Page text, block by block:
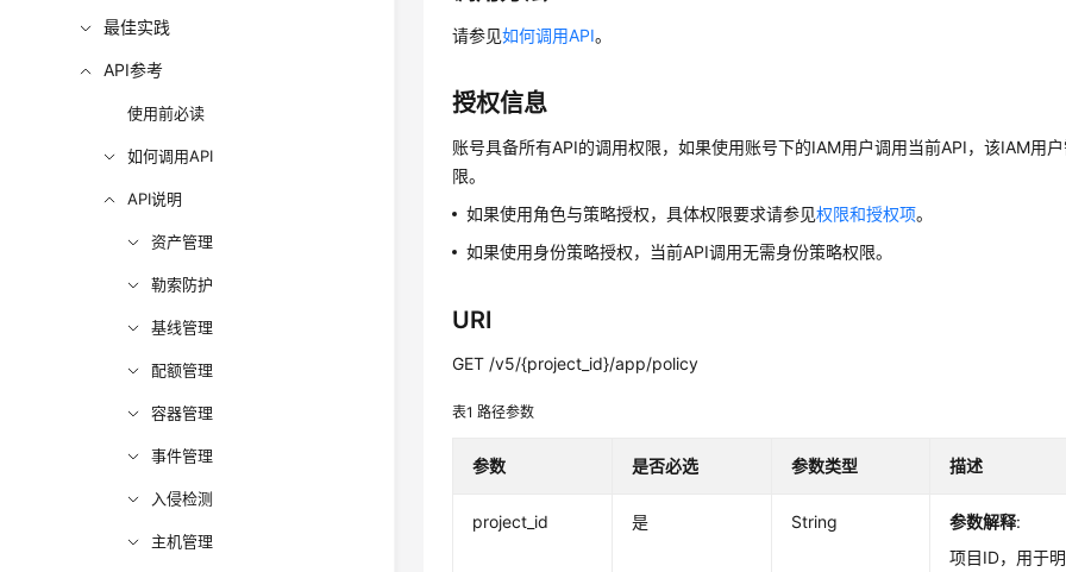
最佳实践
API参考
使用前必读
如何调用API
API说明
资产管理
勒索防护
基线管理
配额管理
容器管理
事件管理
入侵检测
主机管理
请参见如何调用API。
授权信息
账号具备所有API的调用权限，如果使用账号下的IAM用户调用当前API，该IAM用
限。
如果使用角色与策略授权，具体权限要求请参见权限和授权项。
如果使用身份策略授权，当前API调用无需身份策略权限。
URI
GET /v5/{project_id}/app/policy
表1路径参数
参数 是否必选 参数类型 描述
project_id 是 String 参数解释:
项目ID，用于